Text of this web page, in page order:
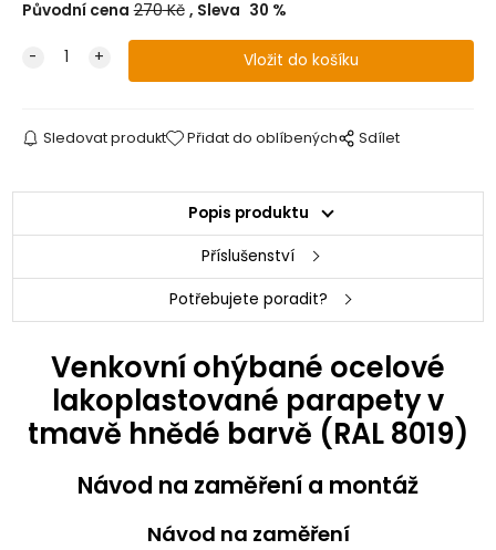
Původní cena 270Kč Sleva 30 %
Sledovat produkt Přidat do oblíbených Sdílet
Popis produktu
Příslušenství
Potřebujete poradit?
Venkovní ohýbané ocelové
lakoplastované parapety v
tmavě hnědé barvě (RAL 8019)
Návod na zaměření a montáž
Návod na zaměření